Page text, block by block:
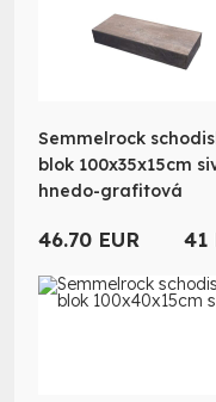
Semmelrock
blok 100x35x15cm
hnedo-grafitová
46.70 EUR 41